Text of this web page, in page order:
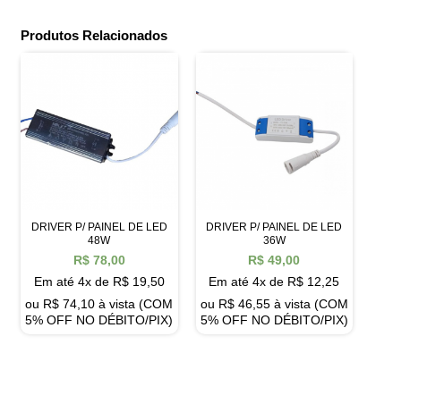
Produtos Relacionados
DRIVER P/ PAINEL DE LED
48W
R$78,00
Em até 4x de R$19,50
ou R$ 74,10 à vista (COM
5% OFF NO DÉBITO/PIX)
DRIVER P/ PAINEL DE LED
36W
R$ 49,00
Em até 4x de R$ 12,25
ou R$46,55 à vista (COM
5% OFF NO DÉBITO/PIX)